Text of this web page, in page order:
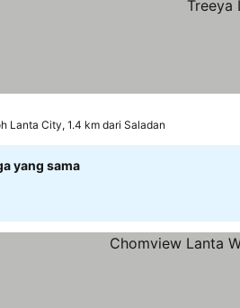
Lanta City, 1.4 km dari Saladan
yang sama